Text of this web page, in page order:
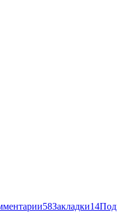
58Закладки14